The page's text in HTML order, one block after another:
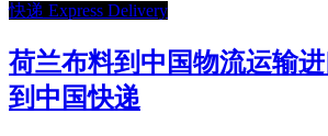
快递 Express Delivery
荷兰布料到中国物流运输
到中国快递